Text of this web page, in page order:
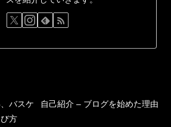
バスケ
方
自己紹介 – ブログを始めた理由